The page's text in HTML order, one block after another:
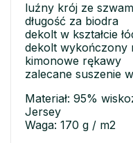
luźny krój ze
długość za biodra
dekolt w kształcie
dekolt wykończony
kimonowe rękawy
zalecane suszenie
Materiał: 95%
Jersey
Waga: 170 g / m2